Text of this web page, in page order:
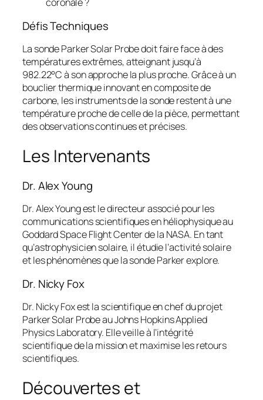
Défis Techniques
La sonde Parker Solar Probe doit faire face à des
températures extrêmes, atteignant jusqu’à
982.22°C à son approche la plus proche. Grâce à un
bouclier thermique innovant en composite de
carbone, les instruments de la sonde restent à une
température proche de celle de la pièce, permettant
des observations continues et précises.
Les Intervenants
Dr. Alex Young
Dr. Alex Young est le directeur associé pour les
communications scientifiques en héliophysique au
Goddard Space Flight Center de la NASA. En tant
qu’astrophysicien solaire, il étudie l’activité solaire
et les phénomènes que la sonde Parker explore.
Dr. Nicky Fox
Dr. Nicky Fox est la scientifique en chef du projet
Parker Solar Probe au Johns Hopkins Applied
Physics Laboratory. Elle veille à l’intégrité
scientifique de la mission et maximise les retours
scientifiques.
Découvertes et